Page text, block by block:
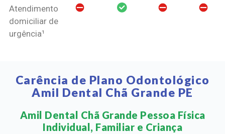
Atendimento
domiciliar de
urgência¹
Carência de Plano Odontológico
Amil Dental Chã Grande PE
Amil Dental Chã Grande Pessoa Física
Individual, Familiar e Criança​